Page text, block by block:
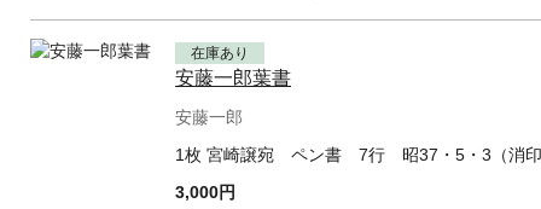
在庫あり
安藤一郎葉書
安藤一郎
1枚 宮崎譲宛 ペン書 7行 昭37・5・3（消
3,000円